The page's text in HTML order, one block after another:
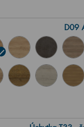
D09